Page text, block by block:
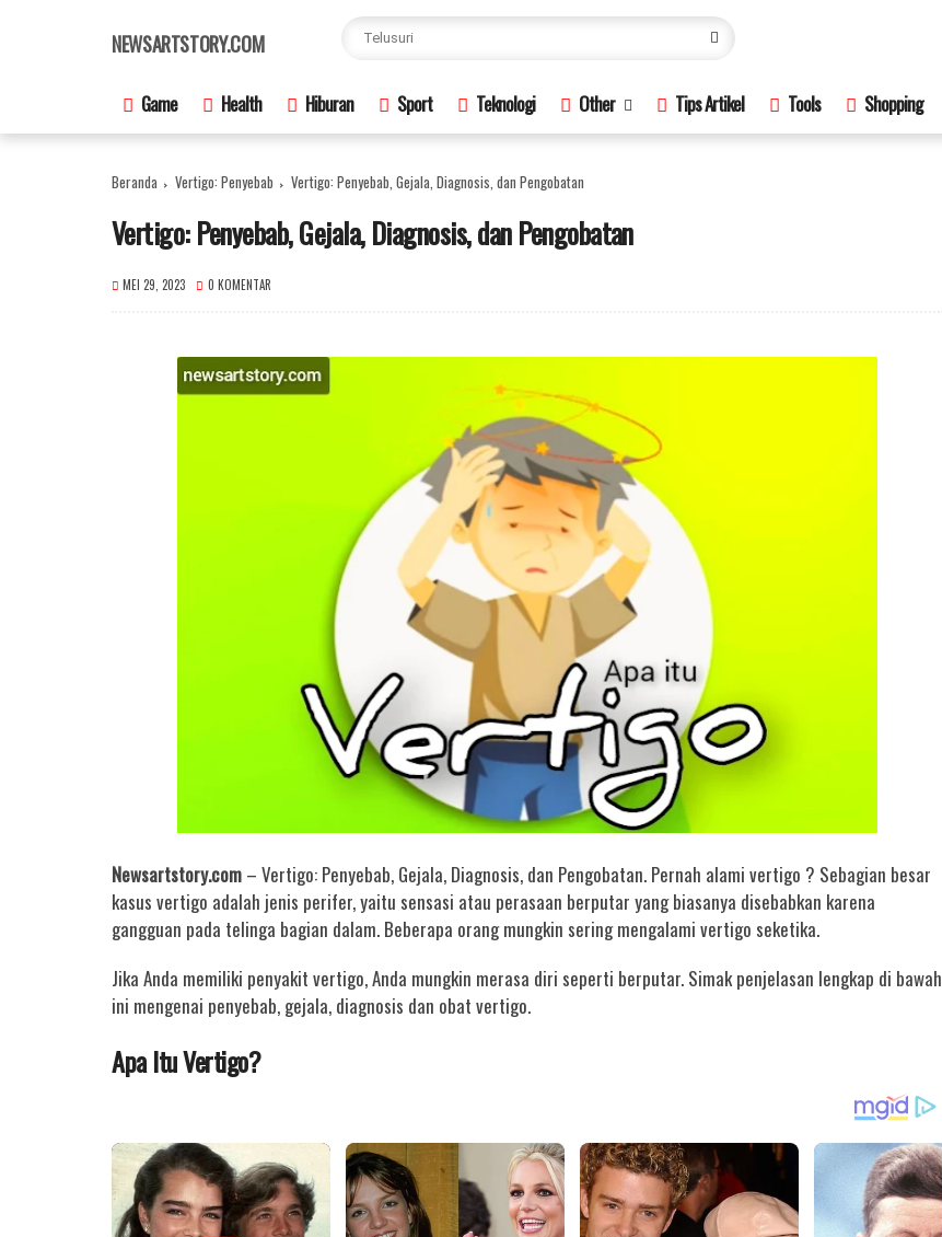
NEWSARTSTORY.COM
Game Health Hiburan Sport Teknologi Other Tips Artikel Tools Shopping
Beranda Vertigo: Penyebab Vertigo: Penyebab, Gejala, Diagnosis, dan Pengobatan
Vertigo: Penyebab, Gejala, Diagnosis, dan Pengobatan
MEI 29, 2023 0 KOMENTAR
Newsartstory.com – Vertigo: Penyebab, Gejala, Diagnosis, dan Pengobatan. Pernah alami vertigo ? Sebagian besar
kasus vertigo adalah jenis perifer, yaitu sensasi atau perasaan berputar yang biasanya disebabkan karena
gangguan pada telinga bagian dalam. Beberapa orang mungkin sering mengalami vertigo seketika.
Jika Anda memiliki penyakit vertigo, Anda mungkin merasa diri seperti berputar. Simak penjelasan lengkap di bawah
ini mengenai penyebab, gejala, diagnosis dan obat vertigo.
Apa Itu Vertigo?